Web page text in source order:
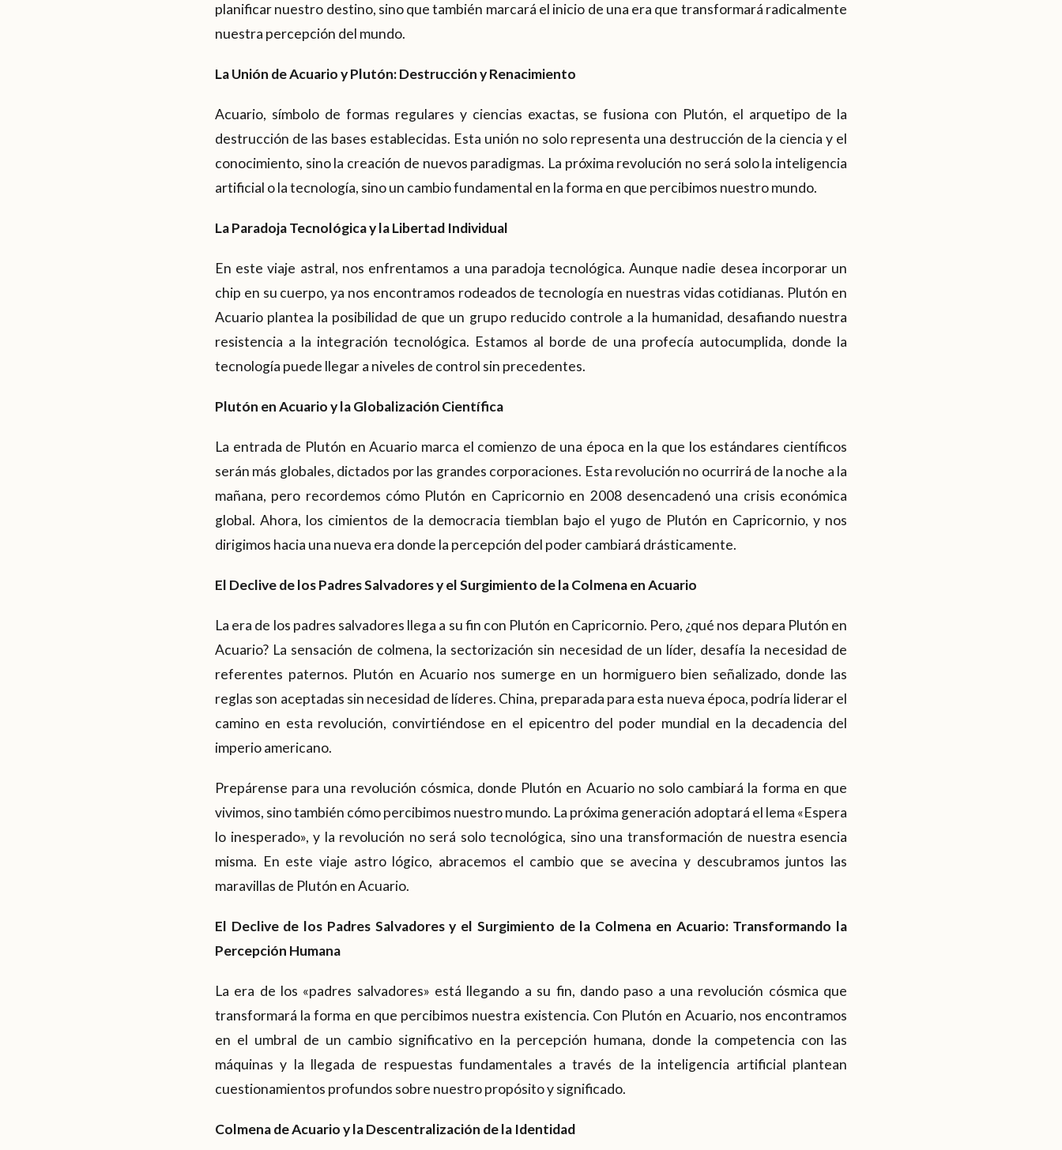
planificar nuestro destino, sino que también marcará el inicio de una era que transformará radicalmente
nuestra percepción del mundo.
La Unión de Acuario y Plutón: Destrucción y Renacimiento
Acuario, símbolo de formas regulares y ciencias exactas, se fusiona con Plutón, el arquetipo de la
destrucción de las bases establecidas. Esta unión no solo representa una destrucción de la ciencia y el
conocimiento, sino la creación de nuevos paradigmas. La próxima revolución no será solo la inteligencia
artificial o la tecnología, sino un cambio fundamental en la forma en que percibimos nuestro mundo.
La Paradoja Tecnológica y la Libertad Individual
En este viaje astral, nos enfrentamos a una paradoja tecnológica. Aunque nadie desea incorporar un
chip en su cuerpo, ya nos encontramos rodeados de tecnología en nuestras vidas cotidianas. Plutón en
Acuario plantea la posibilidad de que un grupo reducido controle a la humanidad, desafiando nuestra
resistencia a la integración tecnológica. Estamos al borde de una profecía autocumplida, donde la
tecnología puede llegar a niveles de control sin precedentes.
Plutón en Acuario y la Globalización Científica
La entrada de Plutón en Acuario marca el comienzo de una época en la que los estándares científicos
serán más globales, dictados por las grandes corporaciones. Esta revolución no ocurrirá de la noche a la
mañana, pero recordemos cómo Plutón en Capricornio en 2008 desencadenó una crisis económica
global. Ahora, los cimientos de la democracia tiemblan bajo el yugo de Plutón en Capricornio, y nos
dirigimos hacia una nueva era donde la percepción del poder cambiará drásticamente.
El Declive de los Padres Salvadores y el Surgimiento de la Colmena en Acuario
La era de los padres salvadores llega a su fin con Plutón en Capricornio. Pero, ¿qué nos depara Plutón en
Acuario? La sensación de colmena, la sectorización sin necesidad de un líder, desafía la necesidad de
referentes paternos. Plutón en Acuario nos sumerge en un hormiguero bien señalizado, donde las
reglas son aceptadas sin necesidad de líderes. China, preparada para esta nueva época, podría liderar el
camino en esta revolución, convirtiéndose en el epicentro del poder mundial en la decadencia del
imperio americano.
Prepárense para una revolución cósmica, donde Plutón en Acuario no solo cambiará la forma en que
vivimos, sino también cómo percibimos nuestro mundo. La próxima generación adoptará el lema «Espera
lo inesperado», y la revolución no será solo tecnológica, sino una transformación de nuestra esencia
misma. En este viaje astro lógico, abracemos el cambio que se avecina y descubramos juntos las
maravillas de Plutón en Acuario.
El Declive de los Padres Salvadores y el Surgimiento de la Colmena en Acuario: Transformando la
Percepción Humana
La era de los «padres salvadores» está llegando a su fin, dando paso a una revolución cósmica que
transformará la forma en que percibimos nuestra existencia. Con Plutón en Acuario, nos encontramos
en el umbral de un cambio significativo en la percepción humana, donde la competencia con las
máquinas y la llegada de respuestas fundamentales a través de la inteligencia artificial plantean
cuestionamientos profundos sobre nuestro propósito y significado.
Colmena de Acuario y la Descentralización de la Identidad